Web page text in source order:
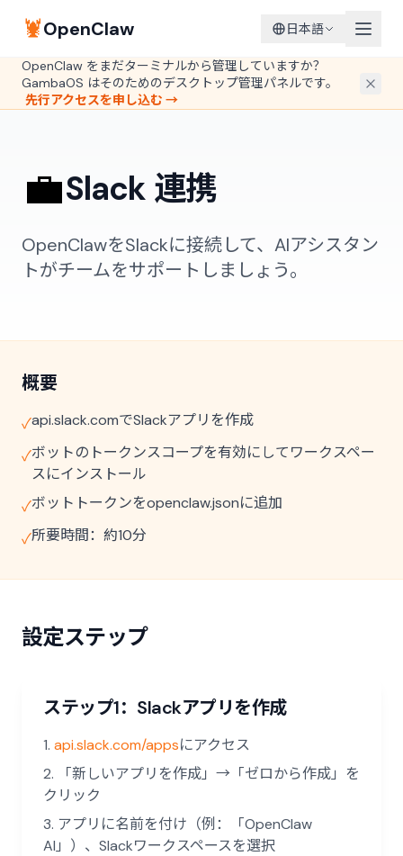
🦞OpenClaw 日本語
OpenClaw をまだターミナルから管理していますか？
GambaOS はそのためのデスクトップ管理パネルです。
先行アクセスを申し込む →
💼Slack 連携
OpenClawをSlackに接続して、AIアシスタン
トがチームをサポートしましょう。
概要
✓api.slack.comでSlackアプリを作成
✓ボットのトークンスコープを有効にしてワークスペー
スにインストール
✓ボットトークンをopenclaw.jsonに追加
✓所要時間：約10分
設定ステップ
ステップ1：Slackアプリを作成
api.slack.com/appsにアクセス
「新しいアプリを作成」→「ゼロから作成」を
クリック
アプリに名前を付け（例：「OpenClaw
AI」）、Slackワークスペースを選択